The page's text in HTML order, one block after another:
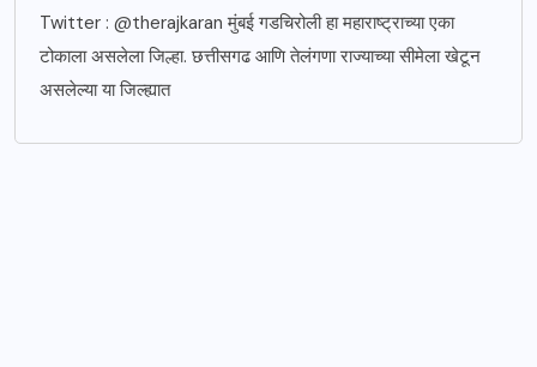
Twitter : @therajkaran मुंबई गडचिरोली हा महाराष्ट्राच्या एका
टोकाला असलेला जिल्हा. छत्तीसगढ आणि तेलंगणा राज्याच्या सीमेला खेटून
असलेल्या या जिल्ह्यात